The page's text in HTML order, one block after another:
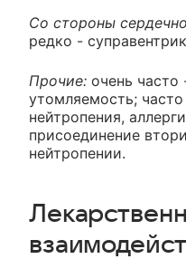
Со стороны
редко -
Прочие: очень
утомляемость;
нейтропения,
присоединение
нейтропении.